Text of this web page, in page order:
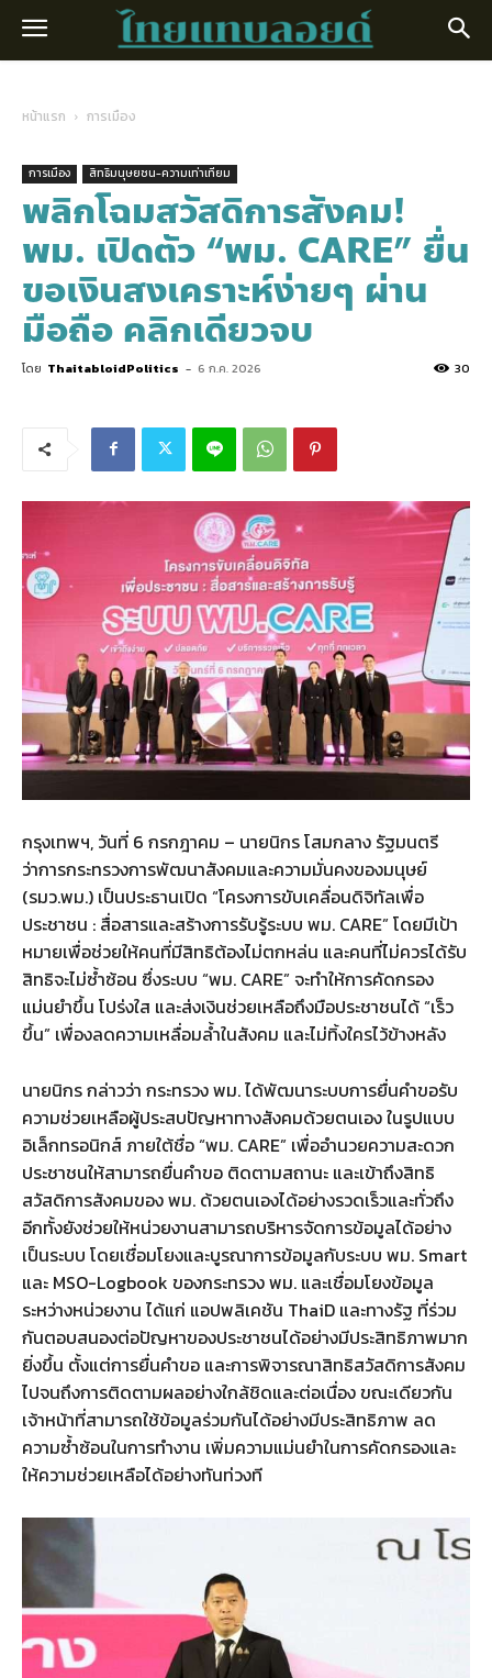
หน้าแรก การเมือง
การเมือง สิทธิมนุษยชน-ความเท่าเทียม
พลิกโฉมสวัสดิการสังคม!
พม. เปิดตัว “พม. CARE” ยื่น
ขอเงินสงเคราะห์ง่ายๆ ผ่าน
มือถือ คลิกเดียวจบ
โดย ThaitabloidPolitics - 6 ก.ค. 2026 30
กรุงเทพฯ, วันที่ 6 กรกฎาคม – นายนิกร โสมกลาง รัฐมนตรี
ว่าการกระทรวงการพัฒนาสังคมและความมั่นคงของมนุษย์
(รมว.พม.) เป็นประธานเปิด “โครงการขับเคลื่อนดิจิทัลเพื่อ
ประชาชน : สื่อสารและสร้างการรับรู้ระบบ พม. CARE” โดยมีเป้า
หมายเพื่อช่วยให้คนที่มีสิทธิต้องไม่ตกหล่น และคนที่ไม่ควรได้รับ
สิทธิจะไม่ซ้ำซ้อน ซึ่งระบบ “พม. CARE” จะทำให้การคัดกรอง
แม่นยำขึ้น โปร่งใส และส่งเงินช่วยเหลือถึงมือประชาชนได้ “เร็ว
ขึ้น” เพื่องลดความเหลื่อมล้ำในสังคม และไม่ทิ้งใครไว้ข้างหลัง
นายนิกร กล่าวว่า กระทรวง พม. ได้พัฒนาระบบการยื่นคําขอรับ
ความช่วยเหลือผู้ประสบปัญหาทางสังคมด้วยตนเอง ในรูปแบบ
อิเล็กทรอนิกส์ ภายใต้ชื่อ “พม. CARE” เพื่ออำนวยความสะดวก
ประชาชนให้สามารถยื่นคำขอ ติดตามสถานะ และเข้าถึงสิทธิ
สวัสดิการสังคมของ พม. ด้วยตนเองได้อย่างรวดเร็วและทั่วถึง
อีกทั้งยังช่วยให้หน่วยงานสามารถบริหารจัดการข้อมูลได้อย่าง
เป็นระบบ โดยเชื่อมโยงและบูรณาการข้อมูลกับระบบ พม. Smart
และ MSO-Logbook ของกระทรวง พม. และเชื่อมโยงข้อมูล
ระหว่างหน่วยงาน ได้แก่ แอปพลิเคชัน ThaiD และทางรัฐ ที่ร่วม
กันตอบสนองต่อปัญหาของประชาชนได้อย่างมีประสิทธิภาพมาก
ยิ่งขึ้น ตั้งแต่การยื่นคำขอ และการพิจารณาสิทธิสวัสดิการสังคม
ไปจนถึงการติดตามผลอย่างใกล้ชิดและต่อเนื่อง ขณะเดียวกัน
เจ้าหน้าที่สามารถใช้ข้อมูลร่วมกันได้อย่างมีประสิทธิภาพ ลด
ความซ้ำซ้อนในการทำงาน เพิ่มความแม่นยำในการคัดกรองและ
ให้ความช่วยเหลือได้อย่างทันท่วงที